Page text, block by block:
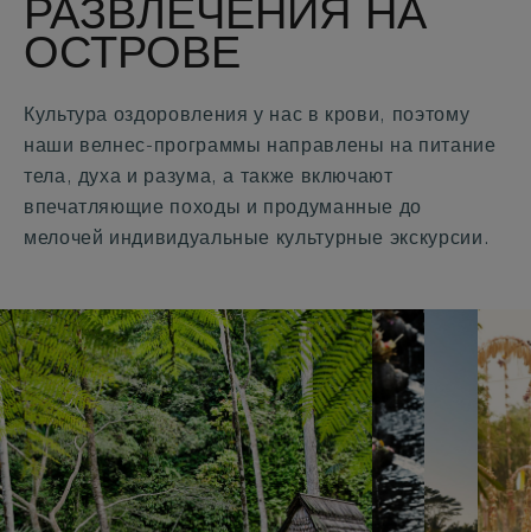
РАЗВЛЕЧЕНИЯ НА
ОСТРОВЕ
Культура оздоровления у нас в крови, поэтому
наши велнес-программы направлены на питание
тела, духа и разума, а также включают
впечатляющие походы и продуманные до
мелочей индивидуальные культурные экскурсии.